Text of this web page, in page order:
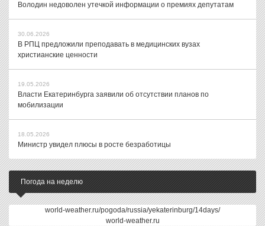
Володин недоволен утечкой информации о премиях депутатам
30.06.2026
В РПЦ предложили преподавать в медицинских вузах
христианские ценности
19.05.2026
Власти Екатеринбурга заявили об отсутствии планов по
мобилизации
18.05.2026
Министр увидел плюсы в росте безработицы
Погода на неделю
world-weather.ru/pogoda/russia/yekaterinburg/14days/
world-weather.ru